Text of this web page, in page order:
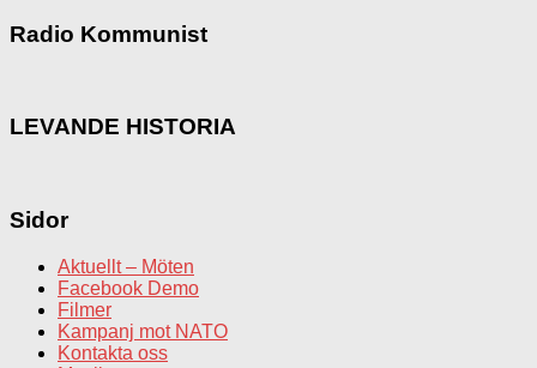
Radio Kommunist
LEVANDE HISTORIA
Sidor
Aktuellt – Möten
Facebook Demo
Filmer
Kampanj mot NATO
Kontakta oss